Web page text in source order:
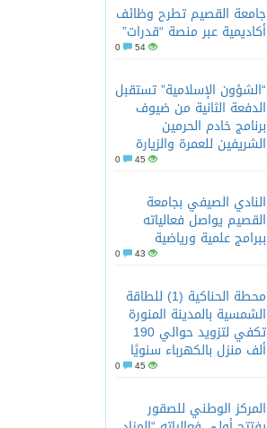
جامعة القصيم تطرح وظائف
أكاديمية عبر منصة “قدرات”
54
“الشؤون الإسلامية” تستقبل
الدفعة الثانية من ضيوف
برنامج خادم الحرمين
الشريفين للعمرة والزيارة
45
النادي الصيفي بجامعة
القصيم يواصل فعالياته
ببرامج علمية ورياضية
43
محطة الحناكية (1) للطاقة
الشمسية بالمدينة المنورة
تكفي لتزويد حوالي 190
ألف منزل بالكهرباء سنويًا
45
المركز الوطني للصقور